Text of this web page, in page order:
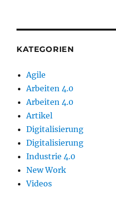
KATEGORIEN
Agile
Arbeiten 4.0
Arbeiten 4.0
Artikel
Digitalisierung
Digitalisierung
Industrie 4.0
New Work
Videos